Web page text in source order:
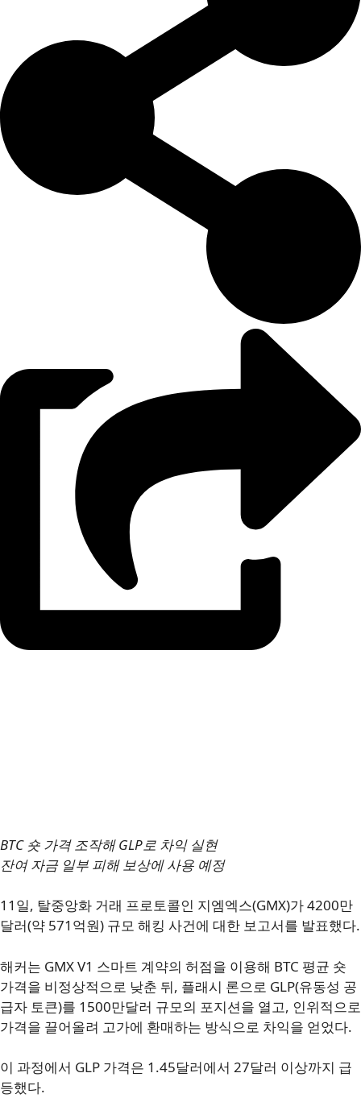
BTC 숏 가격 조작해 GLP로 차익 실현
잔여 자금 일부 피해 보상에 사용 예정
11일, 탈중앙화 거래 프로토콜인 지엠엑스(GMX)가 4200만
달러(약 571억원) 규모 해킹 사건에 대한 보고서를 발표했다.
해커는 GMX V1 스마트 계약의 허점을 이용해 BTC 평균 숏
가격을 비정상적으로 낮춘 뒤, 플래시 론으로 GLP(유동성 공
급자 토큰)를 1500만달러 규모의 포지션을 열고, 인위적으로
가격을 끌어올려 고가에 환매하는 방식으로 차익을 얻었다.
이 과정에서 GLP 가격은 1.45달러에서 27달러 이상까지 급
등했다.